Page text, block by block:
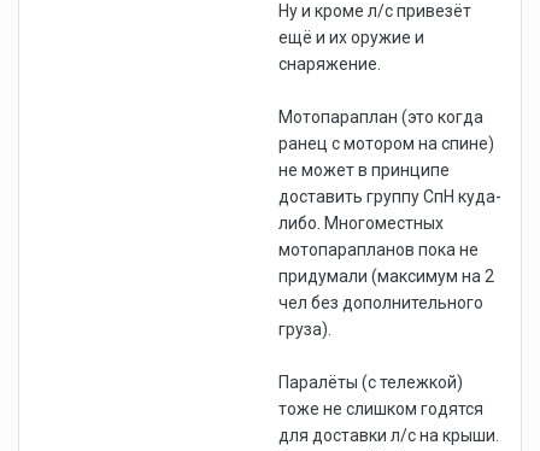
Ну и кроме л/с привезёт
ещё и их оружие и
снаряжение.
Мотопараплан (это когда
ранец с мотором на спине)
не может в принципе
доставить группу СпН куда-
либо. Многоместных
мотопарапланов пока не
придумали (максимум на 2
чел без дополнительного
груза).
Паралёты (с тележкой)
тоже не слишком годятся
для доставки л/с на крыши.